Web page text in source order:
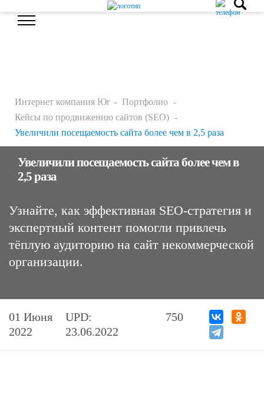
Интернет компания Юг
Портфолио
Кейсы по продвижению сайтов (SEO)
Увеличили посещаемость сайта более чем в 2,5 раза
Увеличили посещаемость сайта более чем в
2,5 раза
Узнайте, как эффективная SEO-стратегия и
экспертный контент помогли привлечь
тёплую аудиторию на сайт некоммерческой
организации.
01 Июня
2022
UPD:
23.06.2022
750